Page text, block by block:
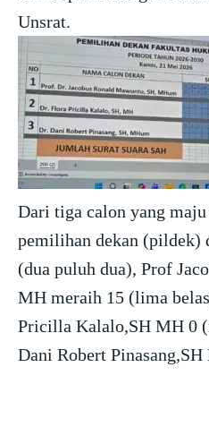
Unsrat.
Dari tiga calon yang maju
pemilihan dekan (pildek)
(dua puluh dua), Prof
MH meraih 15 (lima
Pricilla Kalalo,SH MH 0
Dani Robert